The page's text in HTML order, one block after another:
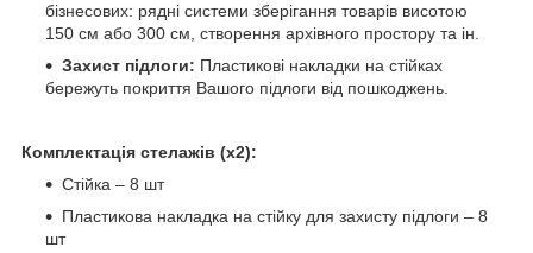
бізнесових: рядні системи зберігання товарів висотою
150 см або 300 см, створення архівного простору та ін.
Захист підлоги: Пластикові накладки на стійках
бережуть покриття Вашого підлоги від пошкоджень.
Комплектація стелажів (х2):
Стійка – 8 шт
Пластикова накладка на стійку для захисту підлоги – 8
шт